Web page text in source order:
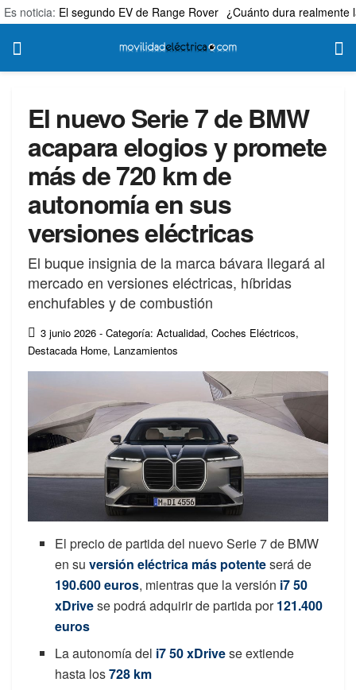
Es noticia: El segundo EV de Range Rover ¿Cuánto dura realmente
El nuevo Serie 7 de BMW
acapara elogios y promete
más de 720 km de
autonomía en sus
versiones eléctricas
El buque insignia de la marca bávara llegará al
mercado en versiones eléctricas, híbridas
enchufables y de combustión
3 junio 2026 - Categoría: Actualidad, Coches Eléctricos,
Destacada Home, Lanzamientos
El precio de partida del nuevo Serie 7 de BMW
en suversión eléctrica más potenteserá de
190.600 euros, mientras que la versión i7 50
xDrivese podrá adquirir de partida por121.400
euros
La autonomía del i7 50 xDrivese extiende
hasta los728 km